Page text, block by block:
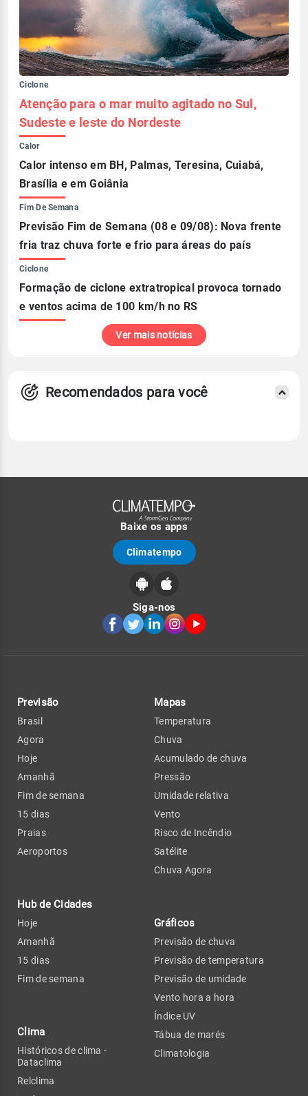
Ciclone
Atenção para o mar muito agitado no Sul,
Sudeste e leste do Nordeste
Calor
Calor intenso em BH, Palmas, Teresina, Cuiabá,
Brasília e em Goiânia
Fim De Semana
Previsão Fim de Semana (08 e 09/08): Nova frente
fria traz chuva forte e frio para áreas do país
Ciclone
Formação de ciclone extratropical provoca tornado
e ventos acima de 100 km/h no RS
Ver mais notícias
Recomendados para você
Baixe os apps
Climatempo
Siga-nos
Previsão
Brasil
Agora
Hoje
Amanhã
Fim de semana
15 dias
Praias
Aeroportos
Hub de Cidades
Hoje
Amanhã
15 dias
Fim de semana
Clima
Históricos de clima -
Dataclima
Relclima
Mapas
Temperatura
Chuva
Acumulado de chuva
Pressão
Umidade relativa
Vento
Risco de Incêndio
Satélite
Chuva Agora
Gráficos
Previsão de chuva
Previsão de temperatura
Previsão de umidade
Vento hora a hora
Índice UV
Tábua de marés
Climatologia